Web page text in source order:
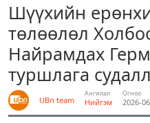
Шүүхийн
төлөөлөл
Найрамдах
туршлага
UBn team
Ангилал
Нийгэм
Огноо
2026-